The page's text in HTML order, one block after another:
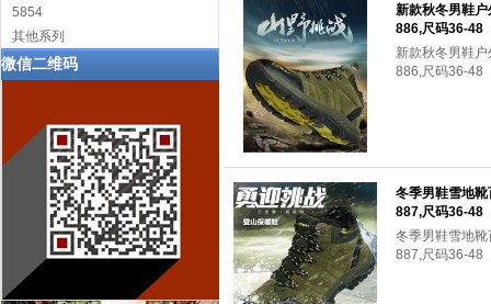
5854
其他系列
微信二维码
新款秋冬男鞋
886,尺码36-48
新款秋冬男鞋
886,尺码36-48
冬季男鞋雪地
887,尺码36-48
冬季男鞋雪地
887,尺码36-48